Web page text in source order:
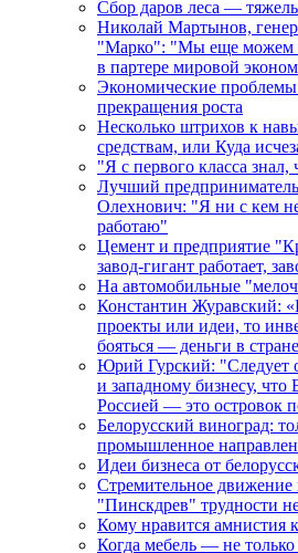
Сбор даров леса —
Николай Мартынов,
"Марко": "Мы еще можем
в партере мировой
Экономические
прекращения роста
Несколько штрихов к
средствам, или Куда
"Я с первого класса знал,
Лучший
Олехнович: "Я ни с кем
работаю"
Цемент и предприятие
завод-гигант работает,
На автомобильные
Константин Журавский:
проекты или идеи, то
бояться — деньги в
Юрий Гурский: "Следует
и западному бизнесу, что
Россией — это островок
Белорусский виноград:
промышленное
Идеи бизнеса от
Стремительное движение
"Пинскдрев" трудности
Кому нравится амнистия
Когда мебель — не